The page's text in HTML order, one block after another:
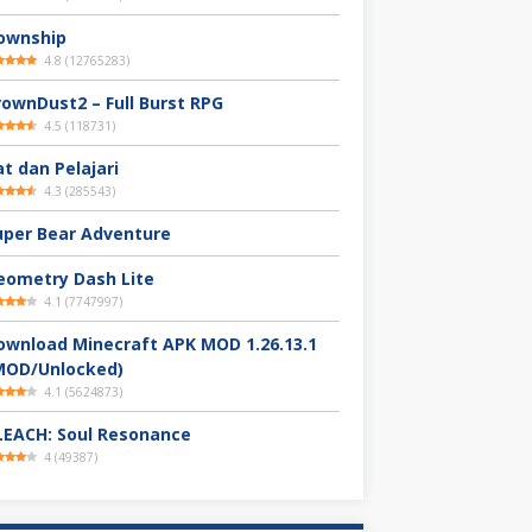
4.8 (12765283)
– Full Burst RPG
4.5 (118731 )
dan Pelajari
4.3 (285543)
Bear Adventure
Dash Lite
4.1 (7747997)
Minecraft APK MOD 1.26.13.1
Unlocked)
4.1 (5624873)
Soul Resonance
4 (49387)